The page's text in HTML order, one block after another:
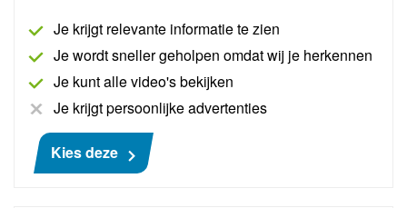
Je krijgt relevante informatie te zien
Je wordt sneller geholpen omdat wij je herkennen
Je kunt alle video's bekijken
Je krijgt persoonlijke advertenties
Kies deze
auto's die sneller weer de werkplaats verlaten.
AutoNiveau Solutions Pro beschikt over ruim 12.000
Technische Service Bulletins die continu worden
verbeterd en aangevuld.
Meer informatie